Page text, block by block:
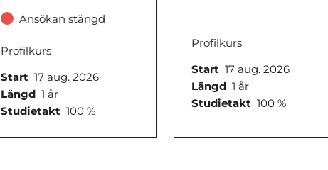
Ansökan stängd
Profilkurs
Start 17 aug. 2026
Längd 1 år
Studietakt 100 %
Profilkurs
Start 17 aug. 2026
Längd 1 år
Studietakt 100 %